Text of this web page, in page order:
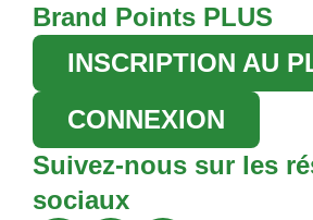
Brand Points PLUS
INSCRIPTION AU
CONNEXION
Suivez-nous sur les
sociaux